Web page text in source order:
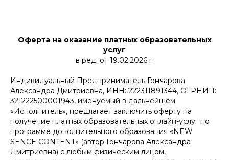
Оферта на оказание платных образовательных
услуг
в ред. от 19.02.2026 г.
Индивидуальный Предприниматель Гончарова
Александра Дмитриевна, ИНН: 222311891344, ОГРНИП:
321222500001943, именуемый в дальнейшем
«Исполнитель», предлагает заключить оферту на
получение платных образовательных онлайн-услуг по
программе дополнительного образования «NEW
SENCE CONTENT» (автор Гончарова Александра
Дмитриевна) с любым физическим лицом,